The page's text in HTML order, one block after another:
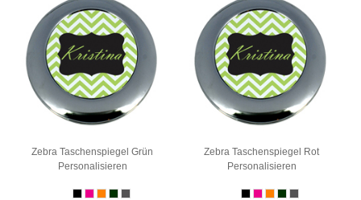
Zebra Taschenspiegel Grün
Personalisieren
Zebra Taschenspiegel Rot
Personalisieren